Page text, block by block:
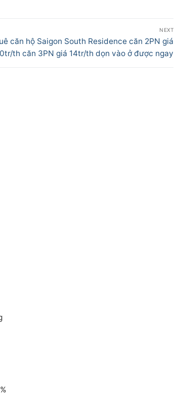
NEXT
căn hộ Saigon South Residence căn 2PN giá
th căn 3PN giá 14tr/th dọn vào ở được ngay